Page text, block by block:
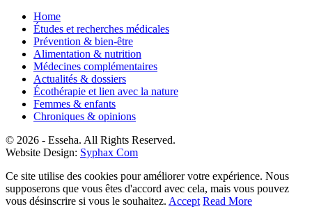
Home
Études et recherches médicales
Prévention & bien-être
Alimentation & nutrition
Médecines complémentaires
Actualités & dossiers
Écothérapie et lien avec la nature
Femmes & enfants
Chroniques & opinions
© 2026 - Esseha. All Rights Reserved.
Website Design: Syphax Com
Ce site utilise des cookies pour améliorer votre expérience. Nous
supposerons que vous êtes d'accord avec cela, mais vous pouvez
vous désinscrire si vous le souhaitez. Accept Read More